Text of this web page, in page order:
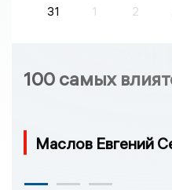
31
1 2
100 самых
Маслов Евгений